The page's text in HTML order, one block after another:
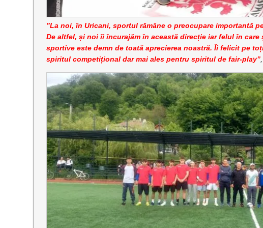
”La noi, în Uricani, sportul rămâne o preocupare importantă
De altfel, și noi îi încurajăm în această direcție iar felul în
sportive este demn de toată aprecierea noastră. Îi felicit pe
spiritul competițional dar mai ales pentru spiritul de fair-play”